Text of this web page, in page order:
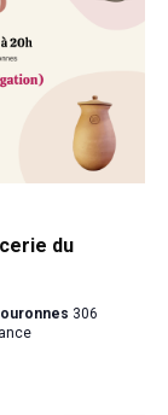
du
306